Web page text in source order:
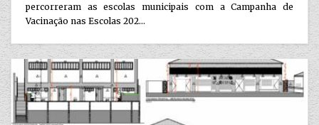
percorreram as escolas municipais com a Campanha de
Vacinação nas Escolas 202...